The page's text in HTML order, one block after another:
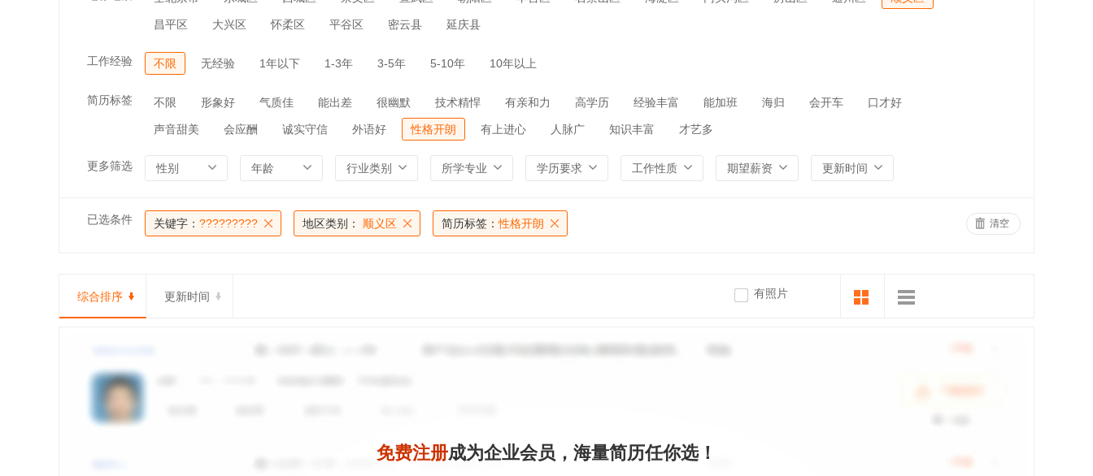
昌平区 大兴区 怀柔区 平谷区 密云县 延庆县
工作经验 不限 无经验 1年以下 1-3年 3-5年 5-10年 10年以上
简历标签 不限 形象好 气质佳 能出差 很幽默 技术精悍 有亲和力 高学历 经验丰富 能加班 海归 会开车 口才好
声音甜美 会应酬 诚实守信 外语好 性格开朗 有上进心 人脉广 知识丰富 才艺多
更多筛选 性别 年龄 行业类别 所学专业 学历要求 工作性质 期望薪资 更新时间
已选条件 关键字： ????????? 地区类别： 顺义区 简历标签：性格开朗 清空
综合排序 更新时间 有照片
免费注册成为企业会员，海量简历任你选！